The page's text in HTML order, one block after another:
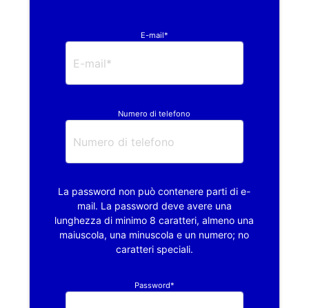
E-mail*
Numero di telefono
La password non può contenere parti di e-
mail. La password deve avere una
lunghezza di minimo 8 caratteri, almeno una
maiuscola, una minuscola e un numero; no
caratteri speciali.
Password*